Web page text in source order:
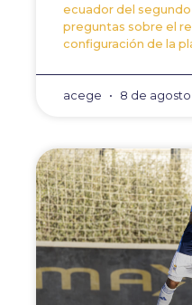
ecuador del
preguntas sobre el
configuración de la
acege 8 de